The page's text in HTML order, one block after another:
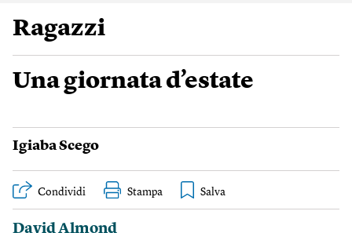
Ragazzi
Una giornata d’estate
Igiaba Scego
Condividi Stampa
David Almond